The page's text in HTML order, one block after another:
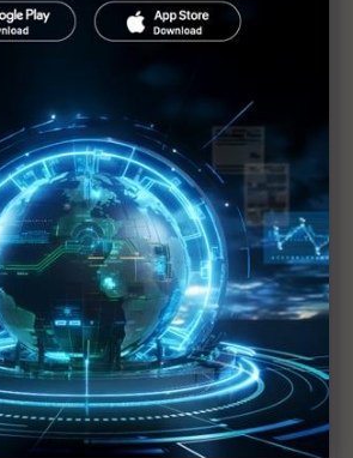
危機也是轉機 三大布局推進成長
優惠先落地 汽車零組件15%、航
Volvo獲白宮豁免可繼續在美賣
步並進 嚴陳莉蓮：AI賦能強化核
局 越南新廠2Q量產、泰國建廠規
億美元 CBP同步修正兩週前烏